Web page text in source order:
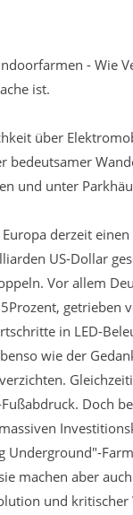
- Wie
ist.
über
bedeutsamer
und unter
derzeit
US-Dollar
Vor allem
getrieben
in LED-
wie der
Doch
Underground"-
machen aber
und